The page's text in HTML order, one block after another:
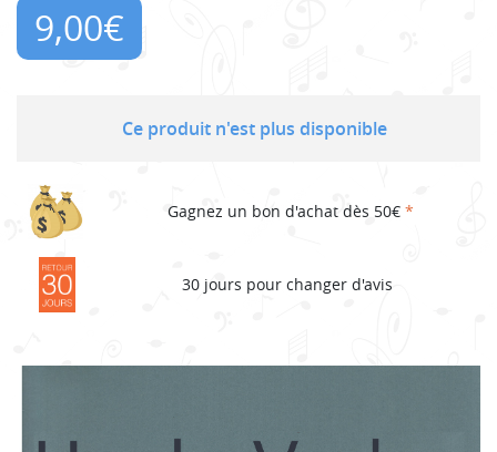
9,00€
Ce produit n'est plus disponible
Gagnez un bon d'achat dès 50€ *
30 jours pour changer d'avis